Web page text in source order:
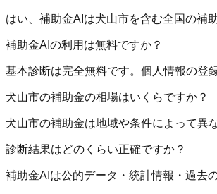
はい、補助金AIは犬山市を含む全国の補
補助金AIの利用は無料ですか？
基本診断は完全無料です。個人情報の登
犬山市の補助金の相場はいくらですか？
犬山市の補助金は地域や条件によって異
診断結果はどのくらい正確ですか？
補助金AIは公的データ・統計情報・過去